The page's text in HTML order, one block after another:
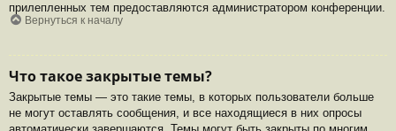
прилепленных тем предоставляются администратором конференции.
Вернуться к началу
Что такое закрытые темы?
Закрытые темы — это такие темы, в которых пользователи больше
не могут оставлять сообщения, и все находящиеся в них опросы